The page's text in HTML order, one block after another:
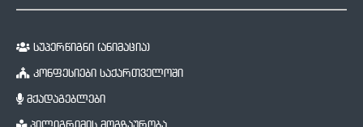
სუპერწიგნი (ანიმაცია)
კონფესიები საქართველოში
მქადაგებლები